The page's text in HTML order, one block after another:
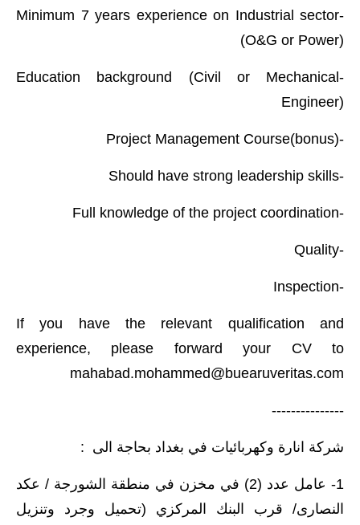
العامة
-Minimum 7 years experience on Industrial sector
(O&G or Power)
-Education background (Civil or Mechanical
Engineer)
-Project Management Course(bonus)
-Should have strong leadership skills
-Full knowledge of the project coordination
-Quality
-Inspection
If you have the relevant qualification and
experience, please forward your CV to
mahabad.mohammed@buearuveritas.com
---------------
شركة انارة وكهربائيات في بغداد بحاجة الى :
1- عامل عدد (2) في مخزن في منطقة الشورجة / عكد
النصارى/ قرب البنك المركزي (تحميل وجرد وتنزيل